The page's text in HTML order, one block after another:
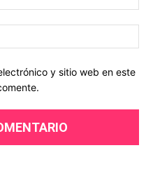
y sitio web en este